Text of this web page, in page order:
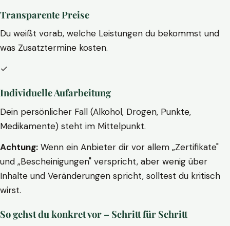
Transparente Preise
Du weißt vorab, welche Leistungen du bekommst und
was Zusatztermine kosten.
✓
Individuelle Aufarbeitung
Dein persönlicher Fall (Alkohol, Drogen, Punkte,
Medikamente) steht im Mittelpunkt.
Achtung: Wenn ein Anbieter dir vor allem „Zertifikate"
und „Bescheinigungen" verspricht, aber wenig über
Inhalte und Veränderungen spricht, solltest du kritisch
wirst.
So gehst du konkret vor – Schritt für Schritt